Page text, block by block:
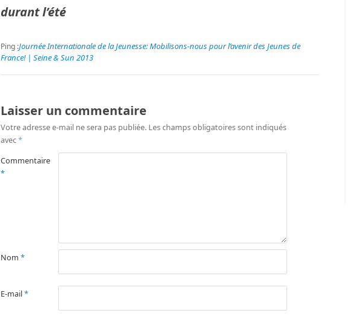
durant l’été
Ping :Journée Internationale de la Jeunesse: Mobilisons-nous pour l’avenir des Jeunes de
France! | Seine & Sun 2013
Laisser un commentaire
Votre adresse e-mail ne sera pas publiée. Les champs obligatoires sont indiqués
avec*
Commentaire
*
Nom *
E-mail*